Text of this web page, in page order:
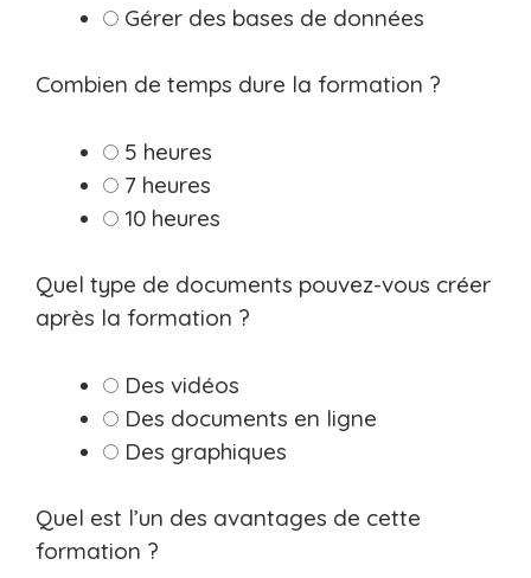
Gérer des bases de données
Combien de temps dure la formation ?
5 heures
7 heures
10 heures
Quel type de documents pouvez-vous créer
après la formation ?
Des vidéos
Des documents en ligne
Des graphiques
Quel est l’un des avantages de cette
formation ?